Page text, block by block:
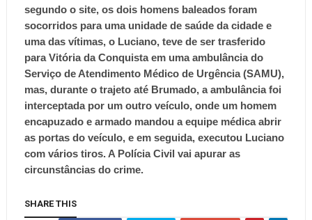
segundo o site, os dois homens baleados foram
socorridos para uma unidade de saúde da cidade e
uma das vítimas, o Luciano, teve de ser trasferido
para Vitória da Conquista em uma ambulância do
Serviço de Atendimento Médico de Urgência (SAMU),
mas, durante o trajeto até Brumado, a ambulância foi
interceptada por um outro veículo, onde um homem
encapuzado e armado mandou a equipe médica abrir
as portas do veículo, e em seguida, executou Luciano
com vários tiros. A Polícia Civil vai apurar as
circunstâncias do crime.
SHARE THIS